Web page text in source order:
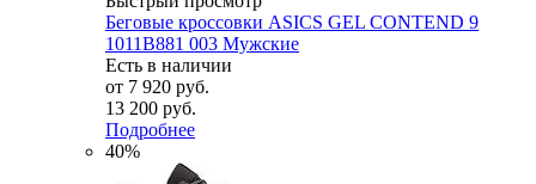
Беговые кроссовки ASICS GEL CONTEND 9
1011B881 003 Мужские
Есть в наличии
от 7 920 руб.
13 200 руб.
Подробнее
40%